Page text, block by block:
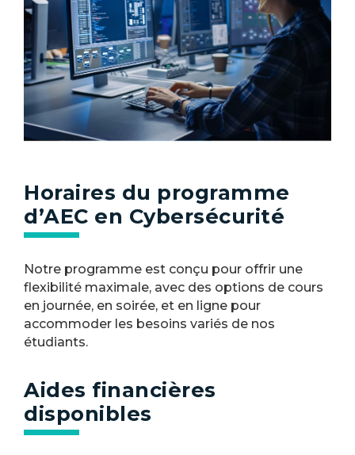
Horaires du programme
d’AEC en Cybersécurité
Notre programme est conçu pour offrir une
flexibilité maximale, avec des options de cours
en journée, en soirée, et en ligne pour
accommoder les besoins variés de nos
étudiants.
Aides financières
disponibles